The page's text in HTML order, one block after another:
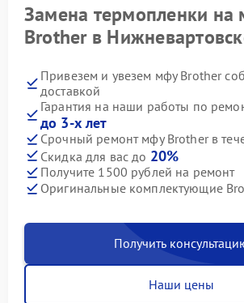
Замена термопленки на
Brother в
Привезем и увезем мфу Brother
доставкой
Гарантия на наши работы по
до 3-х лет
Срочный ремонт мфу Brother в
Скидка для вас до 20%
Получите 1500 рублей на ремонт
Оригинальные комплектующие
Получить
Наши цены